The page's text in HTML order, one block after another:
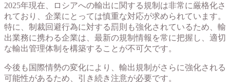
2025年現在、ロシアへの輸出に関する規制は非常に厳格化さ
れており、企業にとっては慎重な対応が求められています。
特に、制裁回避行為に対する罰則も強化されているため、輸
出業務に携わる企業は、最新の規制情報を常に把握し、適切
な輸出管理体制を構築することが不可欠です。
今後も国際情勢の変化により、輸出規制がさらに強化される
可能性があるため、引き続き注意が必要です。